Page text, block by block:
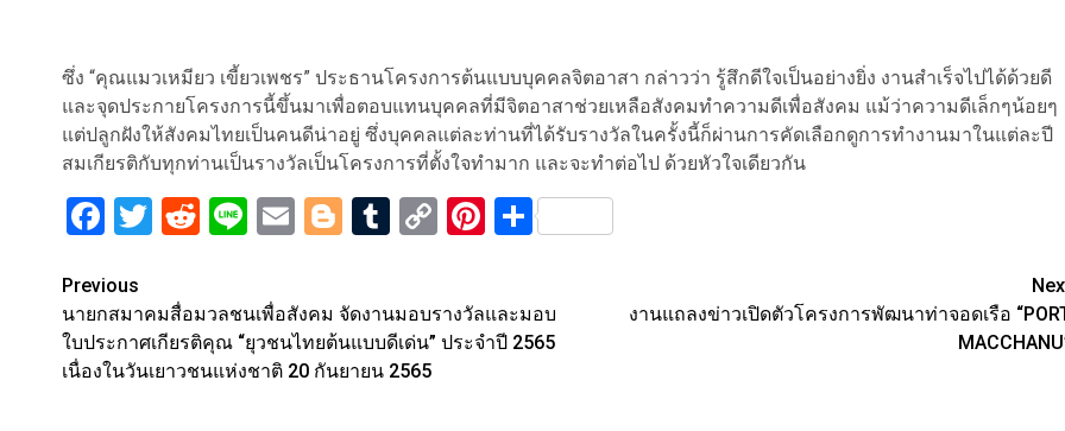
ซึ่ง “คุณแมวเหมียว เขี้ยวเพชร” ประธานโครงการต้นแบบบุคคลจิตอาสา กล่าวว่า รู้สึกดีใจเป็นอย่างยิ่ง งานสำเร็จไปได้ด้วยดี
และจุดประกายโครงการนี้ขึ้นมาเพื่อตอบแทนบุคคลที่มีจิตอาสาช่วยเหลือสังคมทำความดีเพื่อสังคม แม้ว่าความดีเล็กๆน้อยๆ
แต่ปลูกฝังให้สังคมไทยเป็นคนดีน่าอยู่ ซึ่งบุคคลแต่ละท่านที่ได้รับรางวัลในครั้งนี้ก็ผ่านการคัดเลือกดูการทำงานมาในแต่ละปี
สมเกียรติกับทุกท่านเป็นรางวัลเป็นโครงการที่ตั้งใจทำมาก และจะทำต่อไป ด้วยหัวใจเดียวกัน
Facebook
Twitter
Reddit
LineEmailBlogger
Tumblr
CopyPinterest
Share
Post
navigation
Previous
นายกสมาคมสื่อมวลชนเพื่อสังคม จัดงานมอบรางวัลและมอบ
ใบประกาศเกียรติคุณ “ยุวชนไทยต้นแบบดีเด่น” ประจำปี 2565
เนื่องในวันเยาวชนแห่งชาติ 20 กันยายน 2565
งานแถลงข่าวเปิดตัวโครงการพัฒนาท่าจอดเรือ